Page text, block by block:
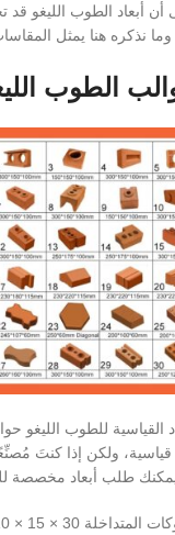
أن أبعاد الطوب الليغو
نذكره هنا يمثل
الطوب
قياسية، ولكن إذا كنتَ
يمكنك طلب أبعاد مخصصة